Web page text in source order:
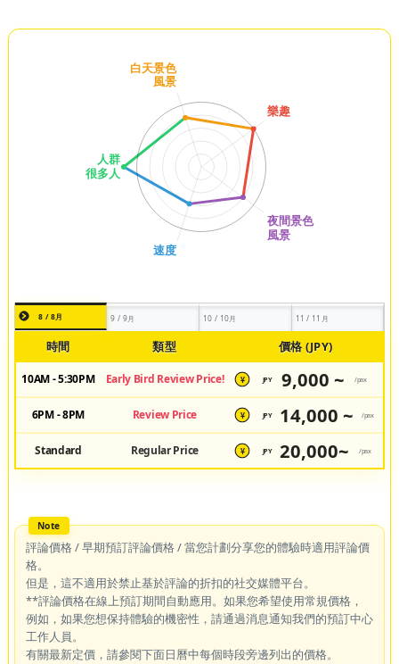
8 / 8月 9 / 9月 10 / 10月 11 / 11月
時間 類型 價格 (JPY)
10AM - 5:30PM Early Bird Review Price! ¥ JPY 9,000 ~ /pax
6PM - 8PM Review Price ¥ JPY 14,000 ~ /pax
Standard Regular Price ¥ JPY 20,000~ /pax
評論價格 / 早期預訂評論價格 / 當您計劃分享您的體驗時適用評論價
格。
但是，這不適用於禁止基於評論的折扣的社交媒體平台。
**評論價格在線上預訂期間自動應用。如果您希望使用常規價格，
例如，如果您想保持體驗的機密性，請通過消息通知我們的預訂中心
工作人員。
有關最新定價，請參閱下面日曆中每個時段旁邊列出的價格。